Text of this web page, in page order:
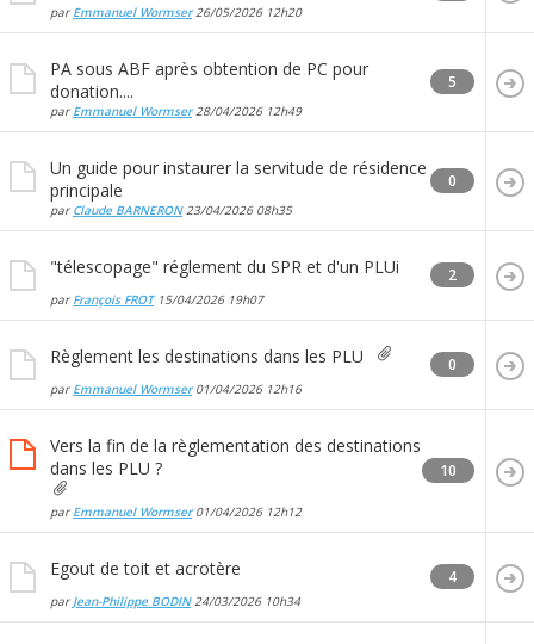
par Emmanuel Wormser26/05/2026 12h20
PA sous ABF après obtention de PC pour
donation....
par Emmanuel Wormser28/04/2026 12h49
5
Un guide pour instaurer la servitude de résidence
principale
par Claude BARNERON23/04/2026 08h35
0
"télescopage" réglement du SPR et d'un PLUi
par François FROT15/04/2026 19h07
2
Règlement les destinations dans les PLU
par Emmanuel Wormser01/04/2026 12h16
0
Vers la fin de la règlementation des destinations
dans les PLU ?
par Emmanuel Wormser01/04/2026 12h12
10
Egout de toit et acrotère
par Jean-Philippe BODIN24/03/2026 10h34
4